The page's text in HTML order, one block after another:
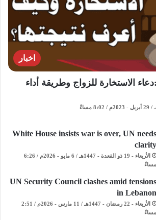
اخبار
الاستخارة للزواج وطريقة أداء
White House insists war is over, UN needs
clarity
الأربعاء - 19 ذو القعدة - 1447هـ / 6 مايو - 2026م / 6:26
مساءً
UN Security Council clashes amid tensions
in Lebanon
الأربعاء - 22 رمضان - 1447هـ / 11 مارس - 2026م / 2:51
مساءً